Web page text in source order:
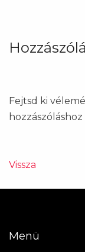
Fejtsd ki
hozzászóláshoz
Vissza
Menü